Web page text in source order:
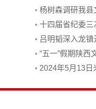
• 杨树森调研我
• 十四届省纪委
• 吕明韬深入龙镇
• “五一”假期陕西
• 2024年5月13日